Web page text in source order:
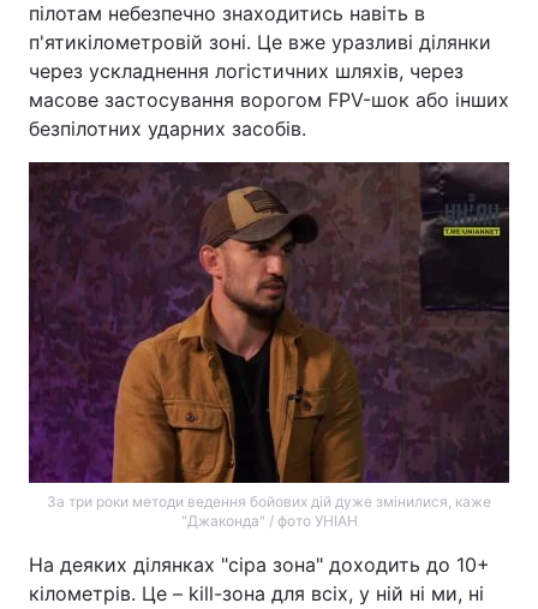
пілотам небезпечно знаходитись навіть в
п'ятикілометровій зоні. Це вже уразливі ділянки
через ускладнення логістичних шляхів, через
масове застосування ворогом FPV-шок або інших
безпілотних ударних засобів.
За три роки методи ведення бойових дій дуже змінилися, каже
"Джаконда" / фото УНІАН
На деяких ділянках "сіра зона" доходить до 10+
кілометрів. Це – kill-зона для всіх, у ній ні ми, ні